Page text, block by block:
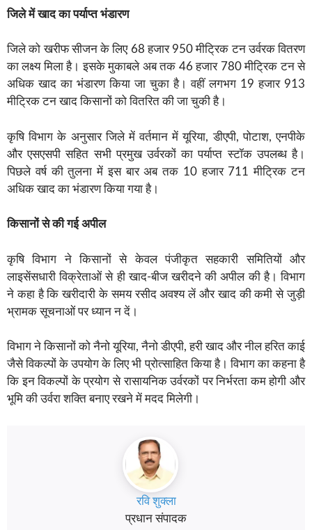
जिले में खाद का पर्याप्त भंडारण
जिले को खरीफ सीजन के लिए 68 हजार 950 मीट्रिक टन उर्वरक वितरण
का लक्ष्य मिला है। इसके मुकाबले अब तक 46 हजार 780 मीट्रिक टन से
अधिक खाद का भंडारण किया जा चुका है। वहीं लगभग 19 हजार 913
मीट्रिक टन खाद किसानों को वितरित की जा चुकी है।
कृषि विभाग के अनुसार जिले में वर्तमान में यूरिया, डीएपी, पोटाश, एनपीके
और एसएसपी सहित सभी प्रमुख उर्वरकों का पर्याप्त स्टॉक उपलब्ध है।
पिछले वर्ष की तुलना में इस बार अब तक 10 हजार 711 मीट्रिक टन
अधिक खाद का भंडारण किया गया है।
किसानों से की गई अपील
कृषि विभाग ने किसानों से केवल पंजीकृत सहकारी समितियों और
लाइसेंसधारी विक्रेताओं से ही खाद-बीज खरीदने की अपील की है। विभाग
ने कहा है कि खरीदारी के समय रसीद अवश्य लें और खाद की कमी से जुड़ी
भ्रामक सूचनाओं पर ध्यान न दें।
विभाग ने किसानों को नैनो यूरिया, नैनो डीएपी, हरी खाद और नील हरित काई
जैसे विकल्पों के उपयोग के लिए भी प्रोत्साहित किया है। विभाग का कहना है
कि इन विकल्पों के प्रयोग से रासायनिक उर्वरकों पर निर्भरता कम होगी और
भूमि की उर्वरा शक्ति बनाए रखने में मदद मिलेगी।
रवि शुक्ला
प्रधान संपादक